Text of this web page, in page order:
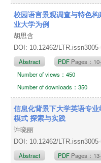
校园语言景观调查与特色
业大学为例
胡思含
DOI: 10.12462/
Abstract PDF Pages：
Number of views：450
Number of downloads：350
信息化背景下大学英语专
模式 探索与实践
许晓丽
DOI: 10.12462/
Abstract PDF Pages：